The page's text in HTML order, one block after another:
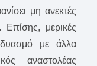
μη ανεκτές
μερικές
με άλλα
αναστολέας